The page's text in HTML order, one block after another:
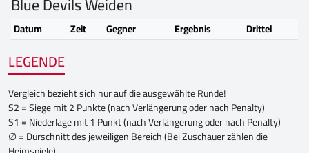
Datum Zeit Gegner Ergebnis Drittel
LEGENDE
Vergleich bezieht sich nur auf die ausgewählte Runde!
S2 = Siege mit 2 Punkte (nach Verlängerung oder nach Penalty)
S1 = Niederlage mit 1 Punkt (nach Verlängerung oder nach Penalty)
∅ = Durschnitt des jeweiligen Bereich (Bei Zuschauer zählen die